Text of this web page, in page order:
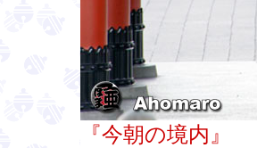
『今朝の境内』